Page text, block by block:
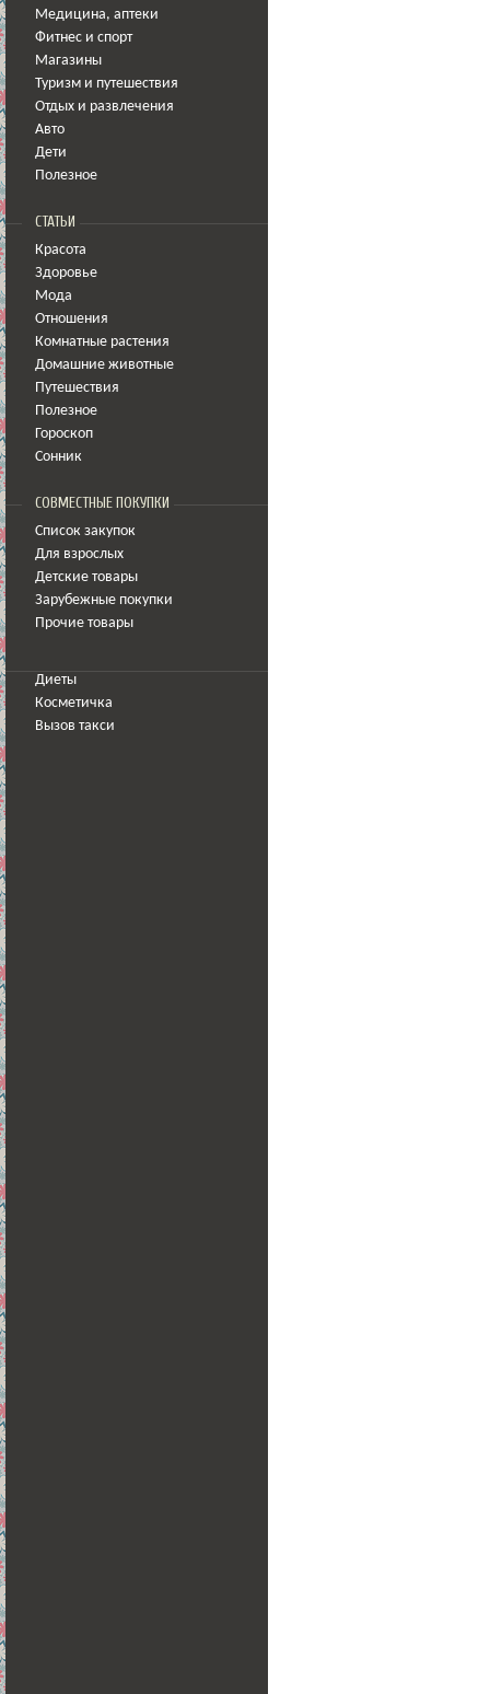
Медицина, аптеки
Фитнес и спорт
Магазины
Туризм и путешествия
Отдых и развлечения
Авто
Дети
Полезное
СТАТЬИ
Красота
Здоровье
Мода
Отношения
Комнатные растения
Домашние животные
Путешествия
Полезное
Гороскоп
Сонник
СОВМЕСТНЫЕ ПОКУПКИ
Список закупок
Для взрослых
Детские товары
Зарубежные покупки
Прочие товары
Диеты
Косметичка
Вызов такси